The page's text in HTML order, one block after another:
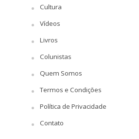
Cultura
Vídeos
Livros
Colunistas
Quem Somos
Termos e Condições
Política de Privacidade
Contato